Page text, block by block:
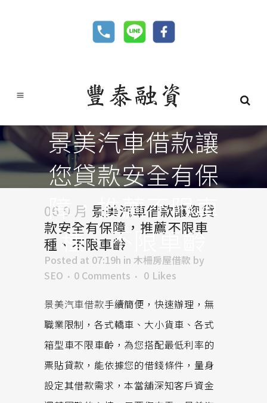
景美汽車借款讓
您貸款安全有保
障，推薦不限車
種、不限車齡
06 9 月 景美汽車借款讓您貸
款安全有保障，推薦不限車
種、不限車齡
Posted at 07:19h in 木柵房屋借款 by
SEO
0 Comments 0 Likes
景美汽車借款手續簡便，快速辦理，無
職業限制，各式轎車、大小貨車、各式
箱型車不限車齡，為您搭配最低利率的
票貼貸款，能依據您的借錢條件，量身
設定其借款需求，本當舖深知客戶資金